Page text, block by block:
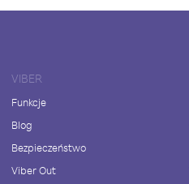
VIBER
Funkcje
Blog
Bezpieczeństwo
Viber Out